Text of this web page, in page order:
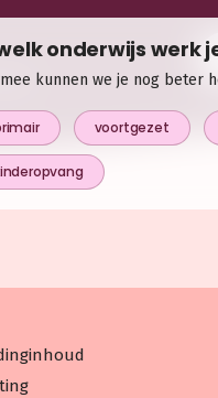
onderwijs werk
kunnen we je nog beter
voortgezet